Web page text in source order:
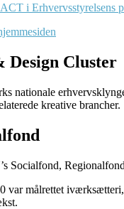
i Erhvervsstyrelsens
Design Cluster
nationale
kreative brancher.
Socialfond,
var målrettet